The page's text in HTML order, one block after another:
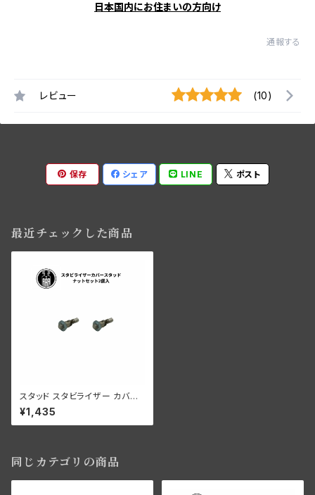
日本国内にお住まいの方向け
通報する
レビュー (10)
保存 シェア LINE ポスト
最近チェックした商品
スタッド スタビライザー カバー
ナット付き フロントブレーキ コ
ントロール 2個 ハーレーダビッ
ドソン 1930-52年 DL RL WL
¥1,435
同じカテゴリの商品